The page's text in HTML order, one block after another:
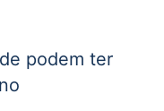
podem ter